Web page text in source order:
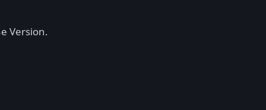
Version.